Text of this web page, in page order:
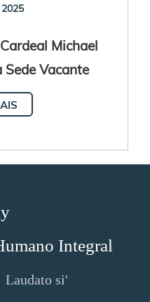
Michael
Vacante
Integral
Laudato si'